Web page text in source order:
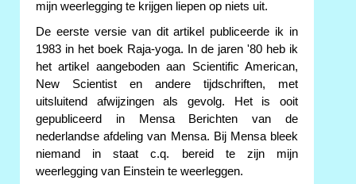
mijn weerlegging te krijgen liepen op niets uit.
De eerste versie van dit artikel publiceerde ik in
1983 in het boek Raja-yoga. In de jaren '80 heb ik
het artikel aangeboden aan Scientific American,
New Scientist en andere tijdschriften, met
uitsluitend afwijzingen als gevolg. Het is ooit
gepubliceerd in Mensa Berichten van de
nederlandse afdeling van Mensa. Bij Mensa bleek
niemand in staat c.q. bereid te zijn mijn
weerlegging van Einstein te weerleggen.